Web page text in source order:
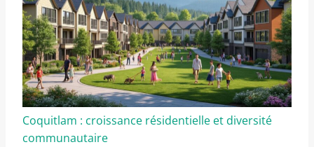
Coquitlam : croissance résidentielle et diversité
communautaire